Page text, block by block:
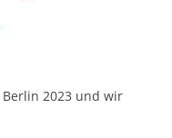
Berlin 2023 und wir